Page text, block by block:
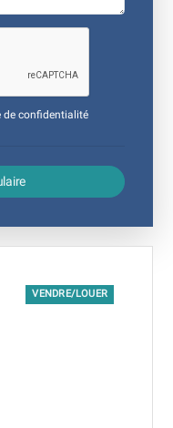
de confidentialité
VENDRE/LOUER